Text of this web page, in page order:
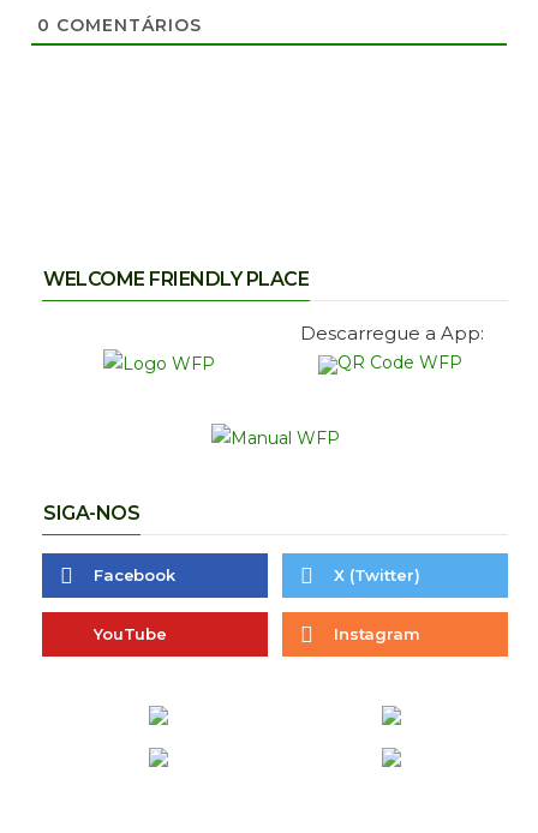
0 COMENTÁRIOS
WELCOME FRIENDLY PLACE
Descarregue a App:
SIGA-NOS
Facebook X (Twitter)
YouTube Instagram